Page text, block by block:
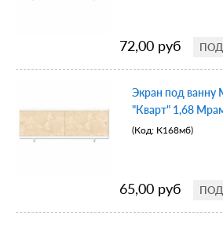
72,00 руб
Экран под ванну
"Кварт" 1,68
(Код: К168мб)
65,00 руб